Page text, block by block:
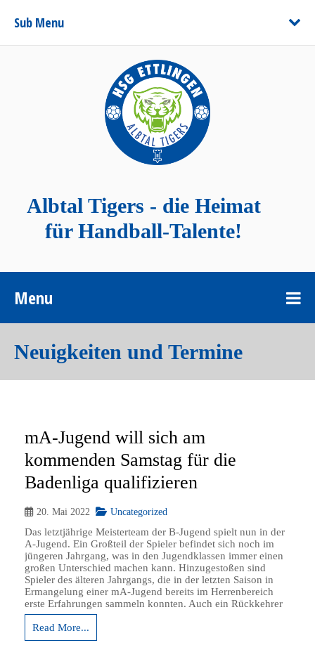
Sub Menu
Albtal Tigers - die Heimat
für Handball-Talente!
Menu
Neuigkeiten und Termine
mA-Jugend will sich am
kommenden Samstag für die
Badenliga qualifizieren
20. Mai 2022
Uncategorized
Das letztjährige Meisterteam der B-Jugend spielt nun in der
A-Jugend. Ein Großteil der Spieler befindet sich noch im
jüngeren Jahrgang, was in den Jugendklassen immer einen
großen Unterschied machen kann. Hinzugestoßen sind
Spieler des älteren Jahrgangs, die in der letzten Saison in
Ermangelung einer mA-Jugend bereits im Herrenbereich
erste Erfahrungen sammeln konnten. Auch ein Rückkehrer
Read More...